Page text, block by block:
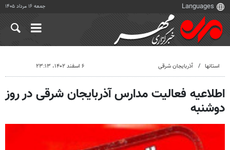
جمعه ۱۶ مرداد ۱۴۰۵
استانها آذربایجان شرقی ۶ اسفند ۱۴۰۲، ۲۳:۱۳
اطلاعیه فعالیت مدارس آذربایجان شرقی در روز
دوشنبه